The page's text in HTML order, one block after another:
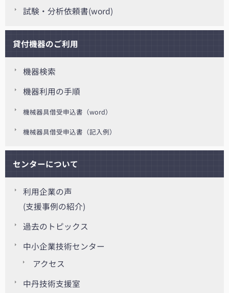
試験・分析依頼書(word)
貸付機器のご利用
機器検索
機器利用の手順
機械器具借受申込書（word）
機械器具借受申込書（記入例）
センターについて
利用企業の声
(支援事例の紹介)
過去のトピックス
中小企業技術センター
アクセス
中丹技術支援室